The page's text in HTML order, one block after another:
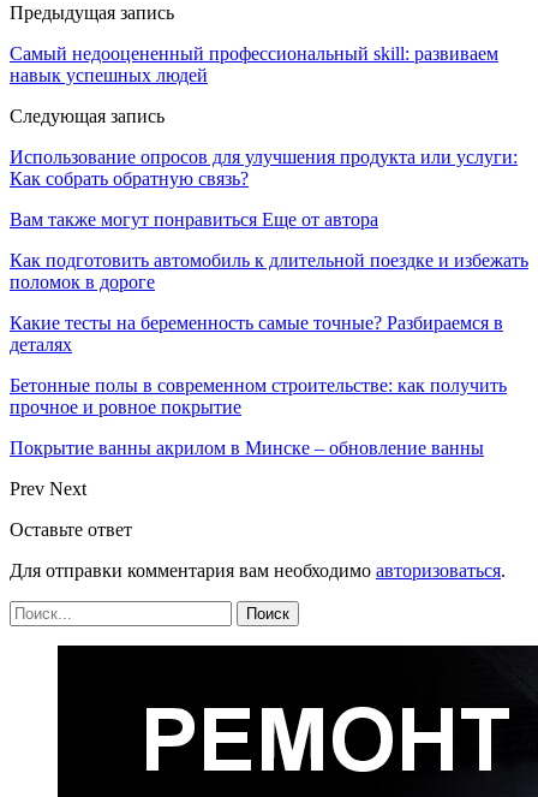
Предыдущая запись
Самый недооцененный профессиональный skill: развиваем
навык успешных людей
Следующая запись
Использование опросов для улучшения продукта или услуги:
Как собрать обратную связь?
Вам также могут понравиться Еще от автора
Как подготовить автомобиль к длительной поездке и избежать
поломок в дороге
Какие тесты на беременность самые точные? Разбираемся в
деталях
Бетонные полы в современном строительстве: как получить
прочное и ровное покрытие
Покрытие ванны акрилом в Минске – обновление ванны
Prev Next
Оставьте ответ
Для отправки комментария вам необходимо авторизоваться.